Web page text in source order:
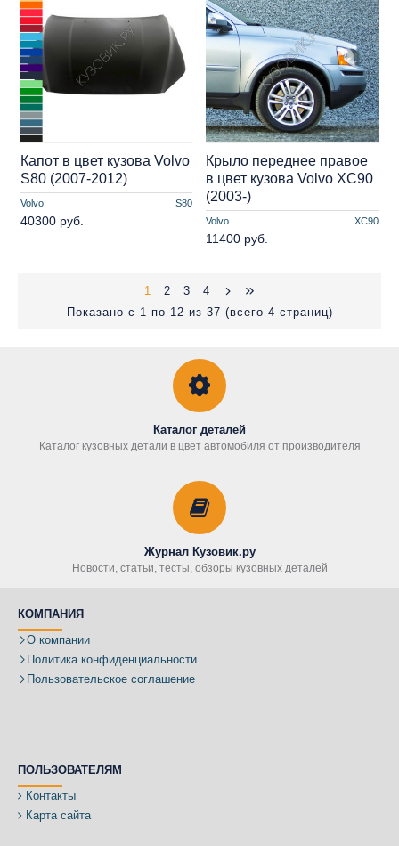
Volvo S80
Капот в цвет кузова Volvo
S80 (2007-2012)
40300 руб. Volvo XC90
Крыло переднее правое
в цвет кузова Volvo XC90
(2003-)
11400 руб.
1 2 3
4
Показано с 1 по 12 из 37 (всего 4 страниц)
Каталог деталей
Каталог кузовных детали в цвет автомобиля от производителя
Журнал Кузовик.ру
Новости, статьи, тесты, обзоры кузовных деталей
КОМПАНИЯ
О компании
Политика конфиденциальности
Пользовательское соглашение
ПОЛЬЗОВАТЕЛЯМ
Контакты
Карта сайта